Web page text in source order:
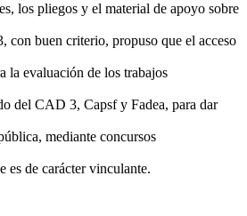
los pliegos y el material de apoyo sobre
con buen criterio, propuso que el acceso
la evaluación de los trabajos
del CAD 3, Capsf y Fadea, para dar
mediante concursos
es de carácter vinculante.